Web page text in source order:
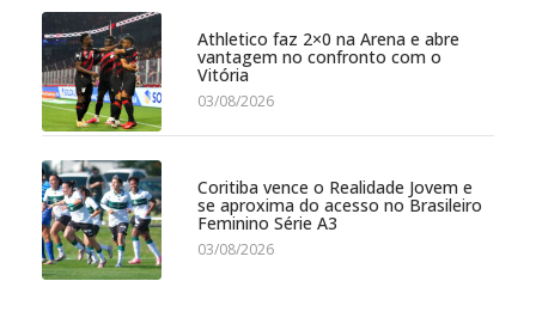
Athletico faz 2×0 na Arena e abre
vantagem no confronto com o
Vitória
03/08/2026
Coritiba vence o Realidade Jovem e
se aproxima do acesso no Brasileiro
Feminino Série A3
03/08/2026